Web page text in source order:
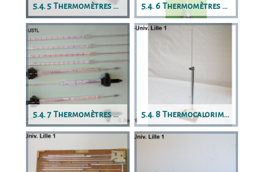
5.4. 5 Thermomètres dans étuis de laiton 5.4. 6 Thermomètres spéciaux
5.4. 7 Thermomètres de contrôle, à contact 5.4. 8 Thermocalorimètre de Regnault